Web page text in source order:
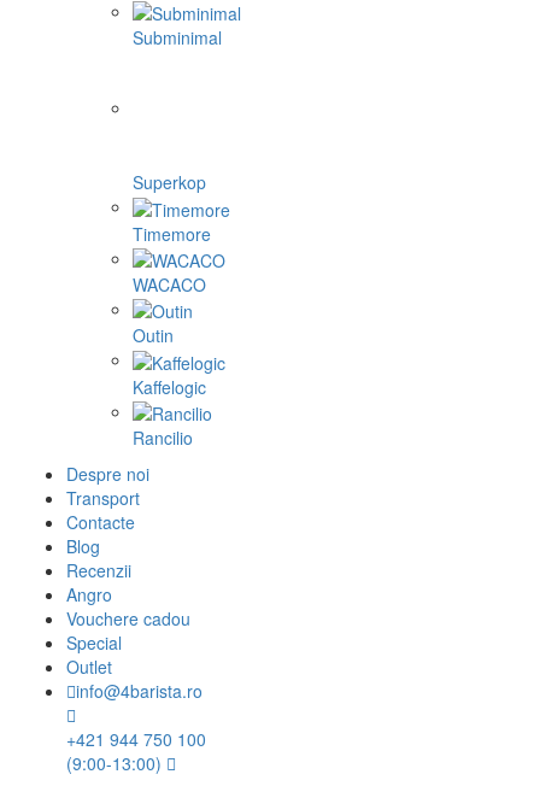
Subminimal
Superkop
Timemore
WACACO
Outin
Kaffelogic
Rancilio
Despre noi
Transport
Contacte
Blog
Recenzii
Angro
Vouchere cadou
Special
Outlet
info@4barista.ro
+421 944 750 100
(9:00-13:00)